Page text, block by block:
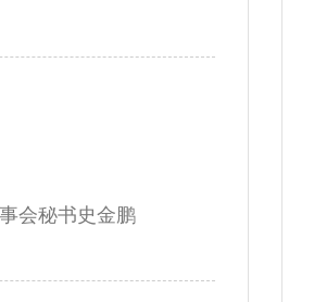
会秘书史金鹏